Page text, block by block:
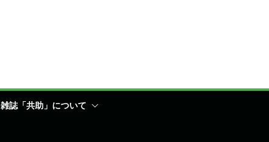
雑誌「共助」について